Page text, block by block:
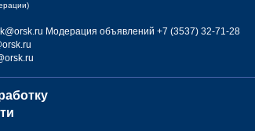
Модерация объявлений +7 (3537) 32-71-28